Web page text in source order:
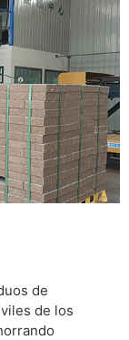
de
de los